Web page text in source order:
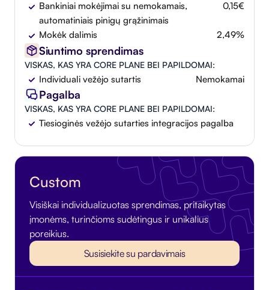
Bankiniai mokėjimai su nemokamais,
automatiniais pinigų grąžinimais
0,15€
Mokėk dalimis 2,49%
Siuntimo sprendimas
VISKAS, KAS YRA CORE PLANE BEI PAPILDOMAI:
Individuali vežėjo sutartis Nemokamai
Pagalba
VISKAS, KAS YRA CORE PLANE BEI PAPILDOMAI:
Tiesioginės vežėjo sutarties integracijos pagalba
Custom
Visiškai individualizuotas sprendimas, pritaikytas
įmonėms, turinčioms sudėtingus ir unikalius
poreikius.
Susisiekite su pardavimais